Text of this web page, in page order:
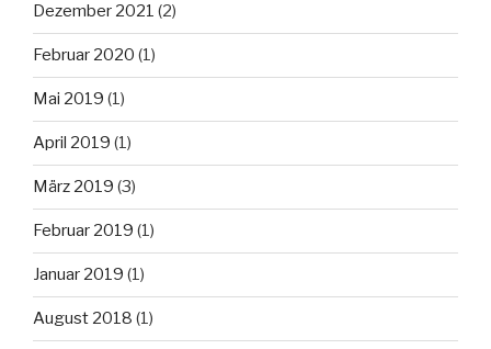
Dezember 2021 (2)
Februar 2020 (1)
Mai 2019 (1)
April 2019 (1)
März 2019 (3)
Februar 2019 (1)
Januar 2019 (1)
August 2018 (1)